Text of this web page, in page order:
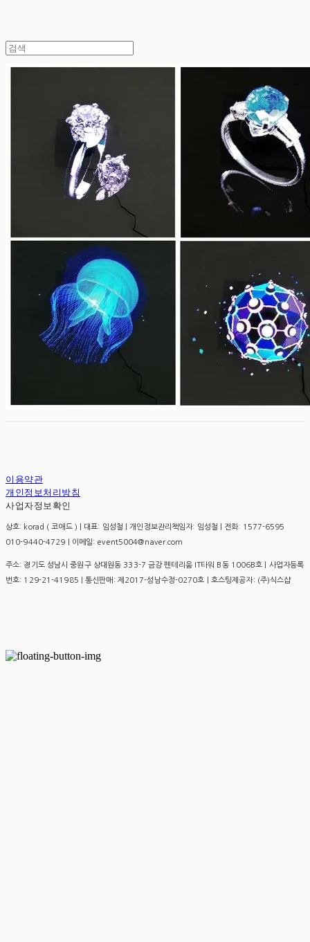
이용약관
개인정보처리방침
사업자정보확인
상호: korad ( 코애드 ) | 대표: 임성철 | 개인정보관리책임자: 임성철 | 전화: 1577-6595
010-9440-4729 | 이메일: event5004@naver.com
주소: 경기도 성남시 중원구 상대원동 333-7 금강 펜테리움 IT타워 B동 1006B호 | 사업자등록
번호: 129-21-41985 | 통신판매: 제2017-성남수정-0270호 | 호스팅제공자: (주)식스샵